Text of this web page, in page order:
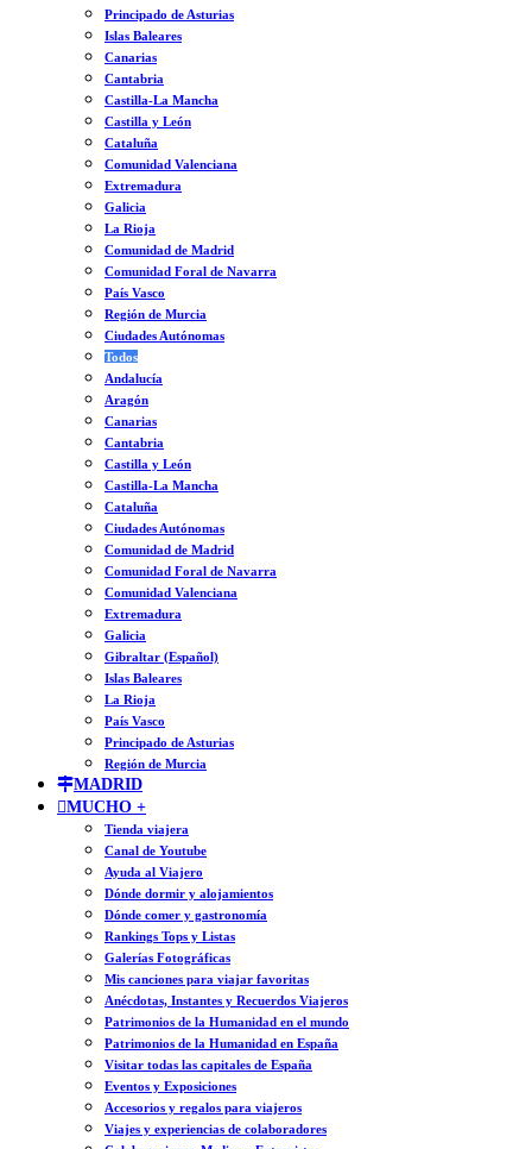
Principado de Asturias
Islas Baleares
Canarias
Cantabria
Castilla-La Mancha
Castilla y León
Cataluña
Comunidad Valenciana
Extremadura
Galicia
La Rioja
Comunidad de Madrid
Comunidad Foral de Navarra
País Vasco
Región de Murcia
Ciudades Autónomas
Todos
Andalucía
Aragón
Canarias
Cantabria
Castilla y León
Castilla-La Mancha
Cataluña
Ciudades Autónomas
Comunidad de Madrid
Comunidad Foral de Navarra
Comunidad Valenciana
Extremadura
Galicia
Gibraltar (Español)
Islas Baleares
La Rioja
País Vasco
Principado de Asturias
Región de Murcia
MADRID
MUCHO +
Tienda viajera
Canal de Youtube
Ayuda al Viajero
Dónde dormir y alojamientos
Dónde comer y gastronomía
Rankings Tops y Listas
Galerías Fotográficas
Mis canciones para viajar favoritas
Anécdotas, Instantes y Recuerdos Viajeros
Patrimonios de la Humanidad en el mundo
Patrimonios de la Humanidad en España
Visitar todas las capitales de España
Eventos y Exposiciones
Accesorios y regalos para viajeros
Viajes y experiencias de colaboradores